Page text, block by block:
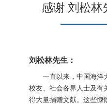
感谢 刘松林
刘松林先生：
一直以来，中国海洋
校友、社会各界人士及有
得大量捐赠文献。这些慷